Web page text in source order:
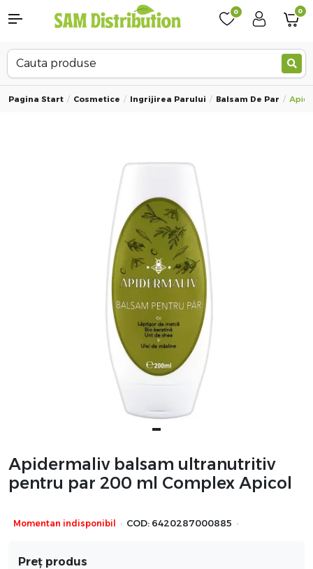
0 0
Pagina Start Cosmetice Ingrijirea Parului Balsam De Par
Apidermaliv balsam ultranutritiv
pentru par 200 ml Complex Apicol
Momentan indisponibil · COD: 6420287000885 ·
Preț produs